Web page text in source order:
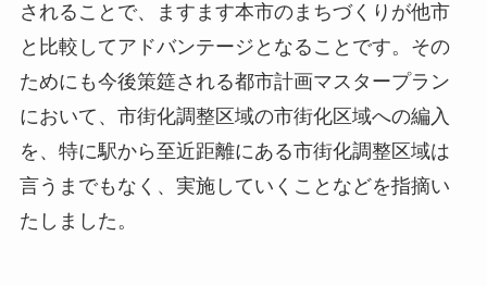
されることで、ますます本市のまちづくりが他市
と比較してアドバンテージとなることです。その
ためにも今後策筵される都市計画マスタープラン
において、市街化調整区域の市街化区域への編入
を、特に駅から至近距離にある市街化調整区域は
言うまでもなく、実施していくことなどを指摘い
たしました。